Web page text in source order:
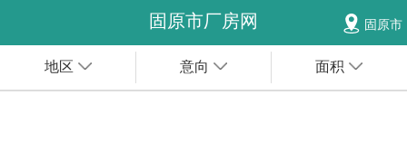
固原市厂房网 固原市
地区 意向 面积